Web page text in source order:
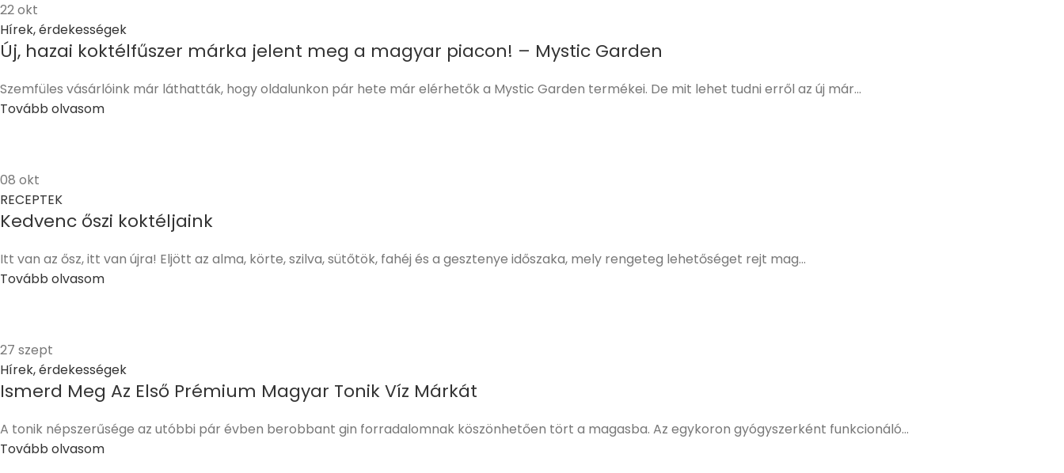
22okt
Hírek, érdekességek
Új, hazai koktélfűszer márka jelent meg a magyar piacon! – Mystic Garden
Szemfüles vásárlóink már láthatták, hogy oldalunkon pár hete már elérhetők a Mystic Garden termékei. De mit lehet tudni erről az új már...
Tovább olvasom
08 okt
RECEPTEK
Kedvenc őszi koktéljaink
Itt van az ősz, itt van újra! Eljött az alma, körte, szilva, sütőtök, fahéj és a gesztenye időszaka, mely rengeteg lehetőséget rejt mag...
Tovább olvasom
27 szept
Hírek, érdekességek
Ismerd Meg Az Első Prémium Magyar Tonik Víz Márkát
A tonik népszerűsége az utóbbi pár évben berobbant gin forradalomnak köszönhetően tört a magasba. Az egykoron gyógyszerként funkcionáló...
Tovább olvasom